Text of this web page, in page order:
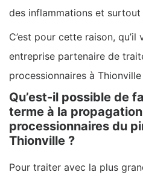
des inflammations et surtout
C’est pour cette raison,
entreprise partenaire de
processionnaires à Thionville
Qu’est-il possible de
terme à la
processionnaires du
Thionville ?
Pour traiter avec la plus